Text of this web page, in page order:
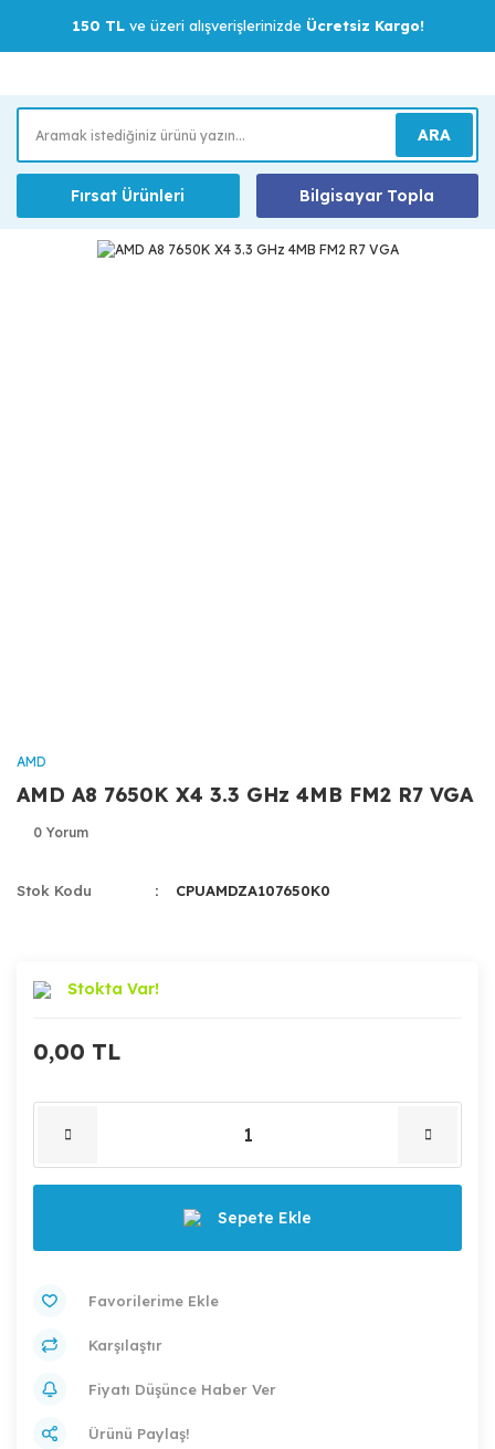
150 TLve üzeri alışverişlerinizde Ücretsiz Kargo!
ARA
Fırsat Ürünleri Bilgisayar Topla
AMD
AMD A8 7650K X4 3.3 GHz 4MB FM2 R7 VGA
0 Yorum
Stok Kodu CPUAMDZA107650K0
Stokta Var!
0,00 TL
Sepete Ekle
Karşılaştır
Fiyatı Düşünce Haber Ver
Ürünü Paylaş!